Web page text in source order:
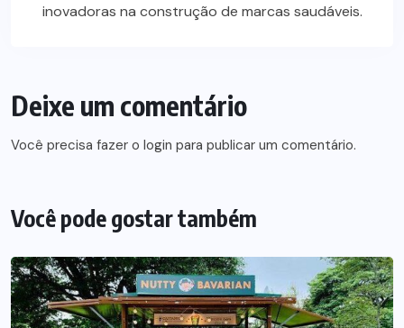
inovadoras na construção de marcas saudáveis.
Deixe um comentário
Você precisa fazer o login para publicar um comentário.
Você pode gostar também